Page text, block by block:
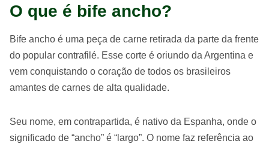
O que é bife ancho?
Bife ancho é uma peça de carne retirada da parte da frente
do popular contrafilé. Esse corte é oriundo da Argentina e
vem conquistando o coração de todos os brasileiros
amantes de carnes de alta qualidade.
Seu nome, em contrapartida, é nativo da Espanha, onde o
significado de “ancho” é “largo”. O nome faz referência ao